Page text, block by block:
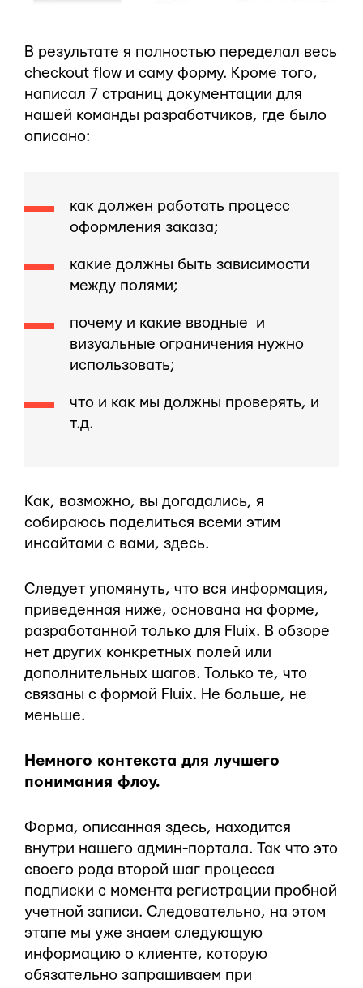
В результате я полностью переделал весь
checkout flow и саму форму. Кроме того,
написал 7 страниц документации для
нашей команды разработчиков, где было
описано:
как должен работать процесс
оформления заказа;
какие должны быть зависимости
между полями;
почему и какие вводные и
визуальные ограничения нужно
использовать;
что и как мы должны проверять, и
т.д.
Как, возможно, вы догадались, я
собираюсь поделиться всеми этим
инсайтами с вами, здесь.
Следует упомянуть, что вся информация,
приведенная ниже, основана на форме,
разработанной только для Fluix. В обзоре
нет других конкретных полей или
дополнительных шагов. Только те, что
связаны с формой Fluix. Не больше, не
меньше.
Немного контекста для лучшего
понимания флоу.
Форма, описанная здесь, находится
внутри нашего админ-портала. Так что это
своего рода второй шаг процесса
подписки с момента регистрации пробной
учетной записи. Следовательно, на этом
этапе мы уже знаем следующую
информацию о клиенте, которую
обязательно запрашиваем при